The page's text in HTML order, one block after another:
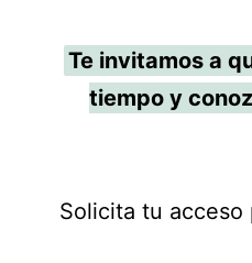
Te invitamos a
tiempo y
Solicita tu